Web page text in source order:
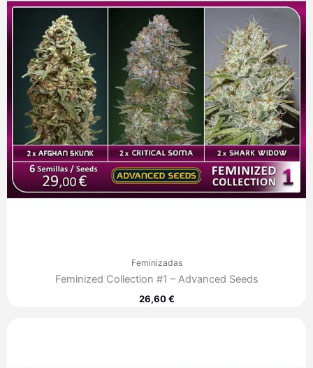
Feminizadas
Feminized Collection #1 – Advanced Seeds
26,60€